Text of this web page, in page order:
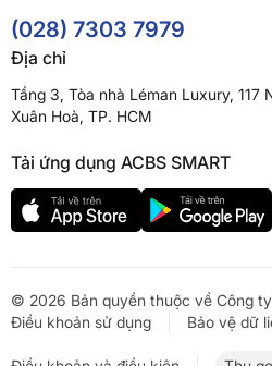
(028) 7303 7979
Địa chỉ
Tầng 3, Tòa nhà Léman Luxury, 117
Xuân Hoà, TP. HCM
Tải ứng dụng ACBS SMART
© 2026 Bản quyền thuộc về Công
Điều khoản sử dụng
Bảo vệ dữ